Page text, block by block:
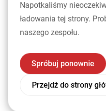
Napotkaliśmy
ładowania tej strony.
naszego zespołu.
Spróbuj ponownie
Przejdź do strony